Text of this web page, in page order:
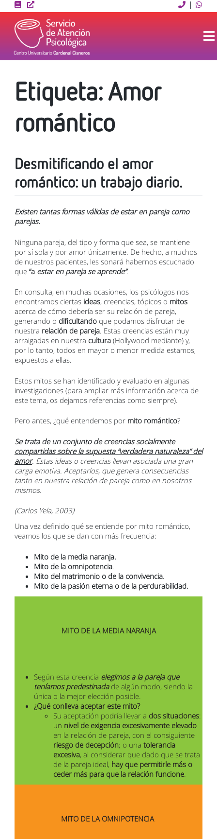
to
content
|
Etiqueta:Amor
romántico
Desmitificando el amor
romántico: un trabajo diario.
Existen tantas formas válidas de estar en pareja como
parejas.
Ninguna pareja, del tipo y forma que sea, se mantiene
por sí sola y por amor únicamente. De hecho, a muchos
de nuestros pacientes, les sonará habernos escuchado
que “a estar en pareja se aprende”.
En consulta, en muchas ocasiones, los psicólogos nos
encontramos ciertas ideas, creencias, tópicos o mitos
acerca de cómo debería ser su relación de pareja,
generando o dificultando que podamos disfrutar de
nuestra relación de pareja. Estas creencias están muy
arraigadas en nuestra cultura (Hollywood mediante) y,
por lo tanto, todos en mayor o menor medida estamos,
expuestos a ellas.
Estos mitos se han identificado y evaluado en algunas
investigaciones (para ampliar más información acerca de
este tema, os dejamos referencias como siempre).
Pero antes, ¿qué entendemos por mito romántico?
Se trata de un conjunto de creencias socialmente
compartidas sobre la supuesta “verdadera naturaleza” del
amor. Estas ideas o creencias llevan asociada una gran
carga emotiva. Aceptarlos, que genera consecuencias
tanto en nuestra relación de pareja como en nosotros
mismos.
(Carlos Yela, 2003)
Una vez definido qué se entiende por mito romántico,
veamos los que se dan con más frecuencia:
Mito de la media naranja.
Mito de la omnipotencia.
Mito del matrimonio o de la convivencia.
Mito de la pasión eterna o de la perdurabilidad.
MITO DE LA MEDIA NARANJA
Según esta creencia elegimos a la pareja que
teníamos predestinadade algún modo, siendo la
única o la mejor elección posible.
¿Qué conlleva aceptar este mito?
Su aceptación podría llevar a dos situaciones:
un nivel de exigencia excesivamente elevado
en la relación de pareja, con el consiguiente
riesgo de decepción; o una tolerancia
excesiva, al considerar que dado que se trata
de la pareja ideal, hay que permitirle más o
ceder más para que la relación funcione.
MITO DE LA OMNIPOTENCIA